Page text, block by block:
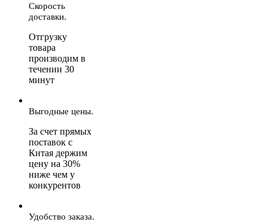
Скорость
доставки.
Отгрузку
товара
производим в
течении 30
минут
Выгодные цены.
За счет прямых
поставок с
Китая держим
цену на 30%
ниже чем у
конкурентов
Удобство заказа.